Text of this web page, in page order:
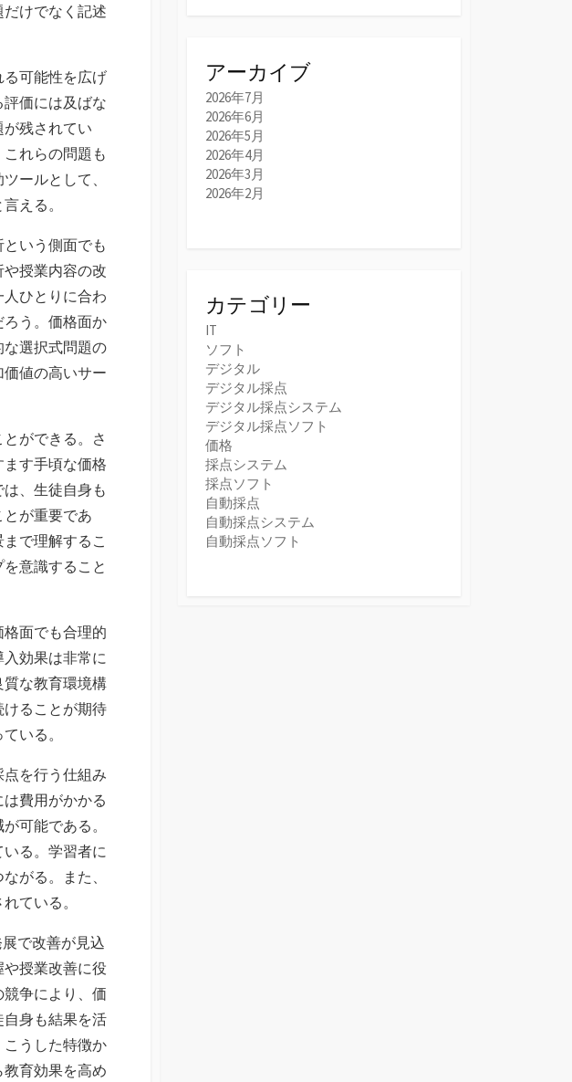
けでなく記述
可能性を広げ
価には及ばな
残されてい
れらの問題も
ールとして、
える。
いう側面でも
授業内容の改
ひとりに合わ
う。価格面か
選択式問題の
値の高いサー
ができる。さ
す手頃な価格
、生徒自身も
が重要であ
で理解するこ
意識すること
面でも合理的
効果は非常に
な教育環境構
ることが期待
いる。
を行う仕組み
費用がかかる
可能である。
る。学習者に
がる。また、
ている。
で改善が見込
授業改善に役
争により、価
身も結果を活
うした特徴か
育効果を高め
アーカイブ
2026年7月
2026年6月
2026年5月
2026年4月
2026年3月
2026年2月
カテゴリー
IT
ソフト
デジタル
デジタル採点
デジタル採点システム
デジタル採点ソフト
価格
採点システム
採点ソフト
自動採点
自動採点システム
自動採点ソフト